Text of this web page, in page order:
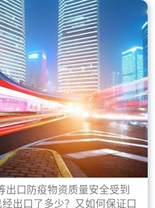
量保证了？这就是ISO9001
么键锋小编就来细说下企业
因。
出口防疫物资质量安全受到
出口了多少？又如何保证口